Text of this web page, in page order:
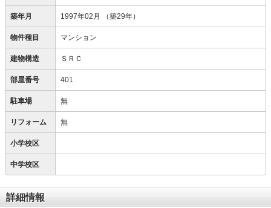
築年月 1997年02月 （築29年）
物件種目 マンション
建物構造 ＳＲＣ
部屋番号 401
駐車場 無
リフォーム 無
小学校区
中学校区
詳細情報